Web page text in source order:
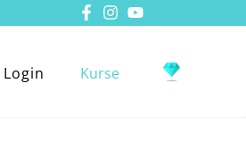
Login Kurse